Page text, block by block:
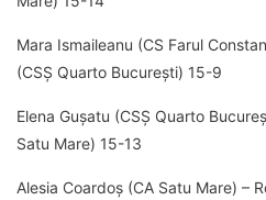
Mara Ismaileanu (CS Farul
(CSȘ Quarto București) 15-9
Elena Gușatu (CSȘ Quarto
Satu Mare) 15-13
Alesia Coardoș (CA Satu Mare) –